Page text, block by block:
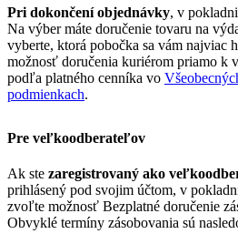
Pri dokončení objednávky, v
Na výber máte doručenie tovaru na
vyberte, ktorá pobočka sa vám najviac
možnosť doručenia kuriérom priamo k
podľa platného cenníka vo
podmienkach.
Pre veľkoodberateľov
Ak ste zaregistrovaný ako
prihlásený pod svojim účtom, v
zvoľte možnosť Bezplatné doručenie
Obvyklé termíny zásobovania sú